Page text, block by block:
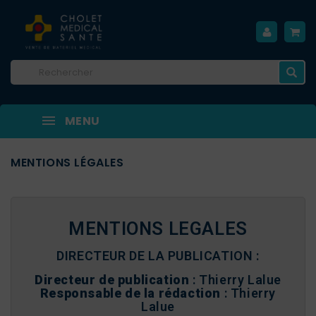
MENU
MENTIONS LÉGALES
MENTIONS LEGALES
DIRECTEUR DE LA PUBLICATION :
Directeur de publication : Thierry Lalue
Responsable de la rédaction : Thierry
Lalue